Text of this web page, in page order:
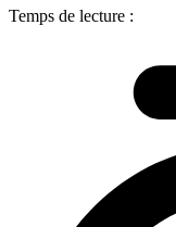
Temps de lecture :